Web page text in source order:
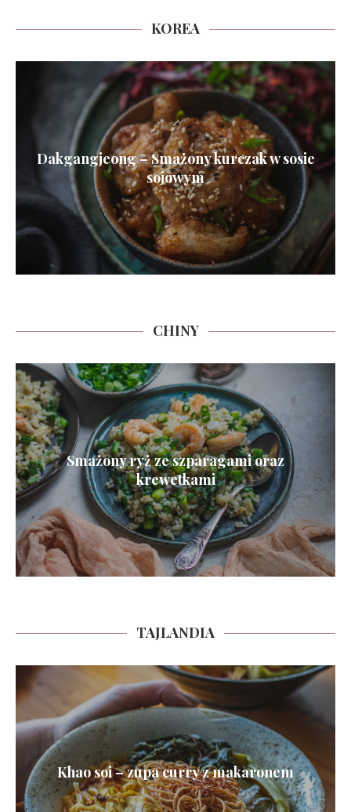
KOREA
Dakgangjeong – Smażony kurczak w sosie
sojowym
CHINY
Smażony ryż ze szparagami oraz
krewetkami
TAJLANDIA
Khao soi – zupa curry z makaronem